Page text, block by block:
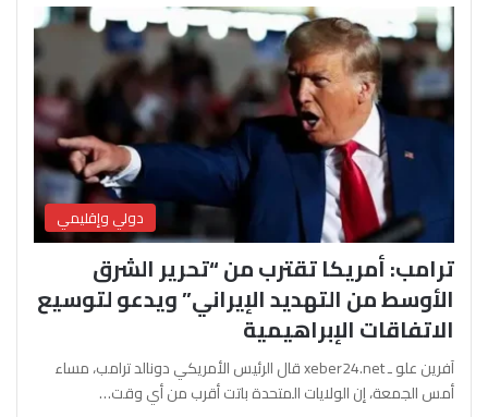
دولي وإقليمي
ترامب: أمريكا تقترب من “تحرير الشرق
الأوسط من التهديد الإيراني” ويدعو لتوسيع
الاتفاقات الإبراهيمية
آفرين علو ـ xeber24.net قال الرئيس الأمريكي دونالد ترامب، مساء
أمس الجمعة، إن الولايات المتحدة باتت أقرب من أي وقت…